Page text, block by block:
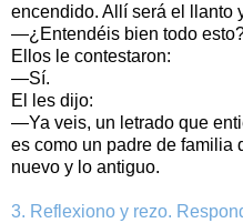
encendido. Allí será el llanto
—¿Entendéis bien todo
Ellos le contestaron:
—Sí.
El les dijo:
—Ya veis, un letrado que
es como un padre de familia
nuevo y lo antiguo.
3. Reflexiono y rezo.